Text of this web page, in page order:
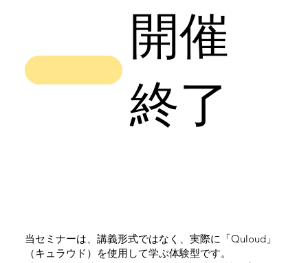
開催
終了
当セミナーは、講義形式ではなく、実際に「Quloud」
（キュラウド）を使用して学ぶ体験型です。